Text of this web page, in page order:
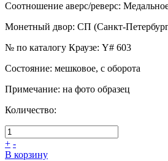
Соотношение аверс/реверс:
Монетный двор: СП (Санкт-
№ по каталогу Краузе: Y# 603
Состояние: мешковое, с оборота
Примечание: на фото образец
Количество:
+ -
В корзину